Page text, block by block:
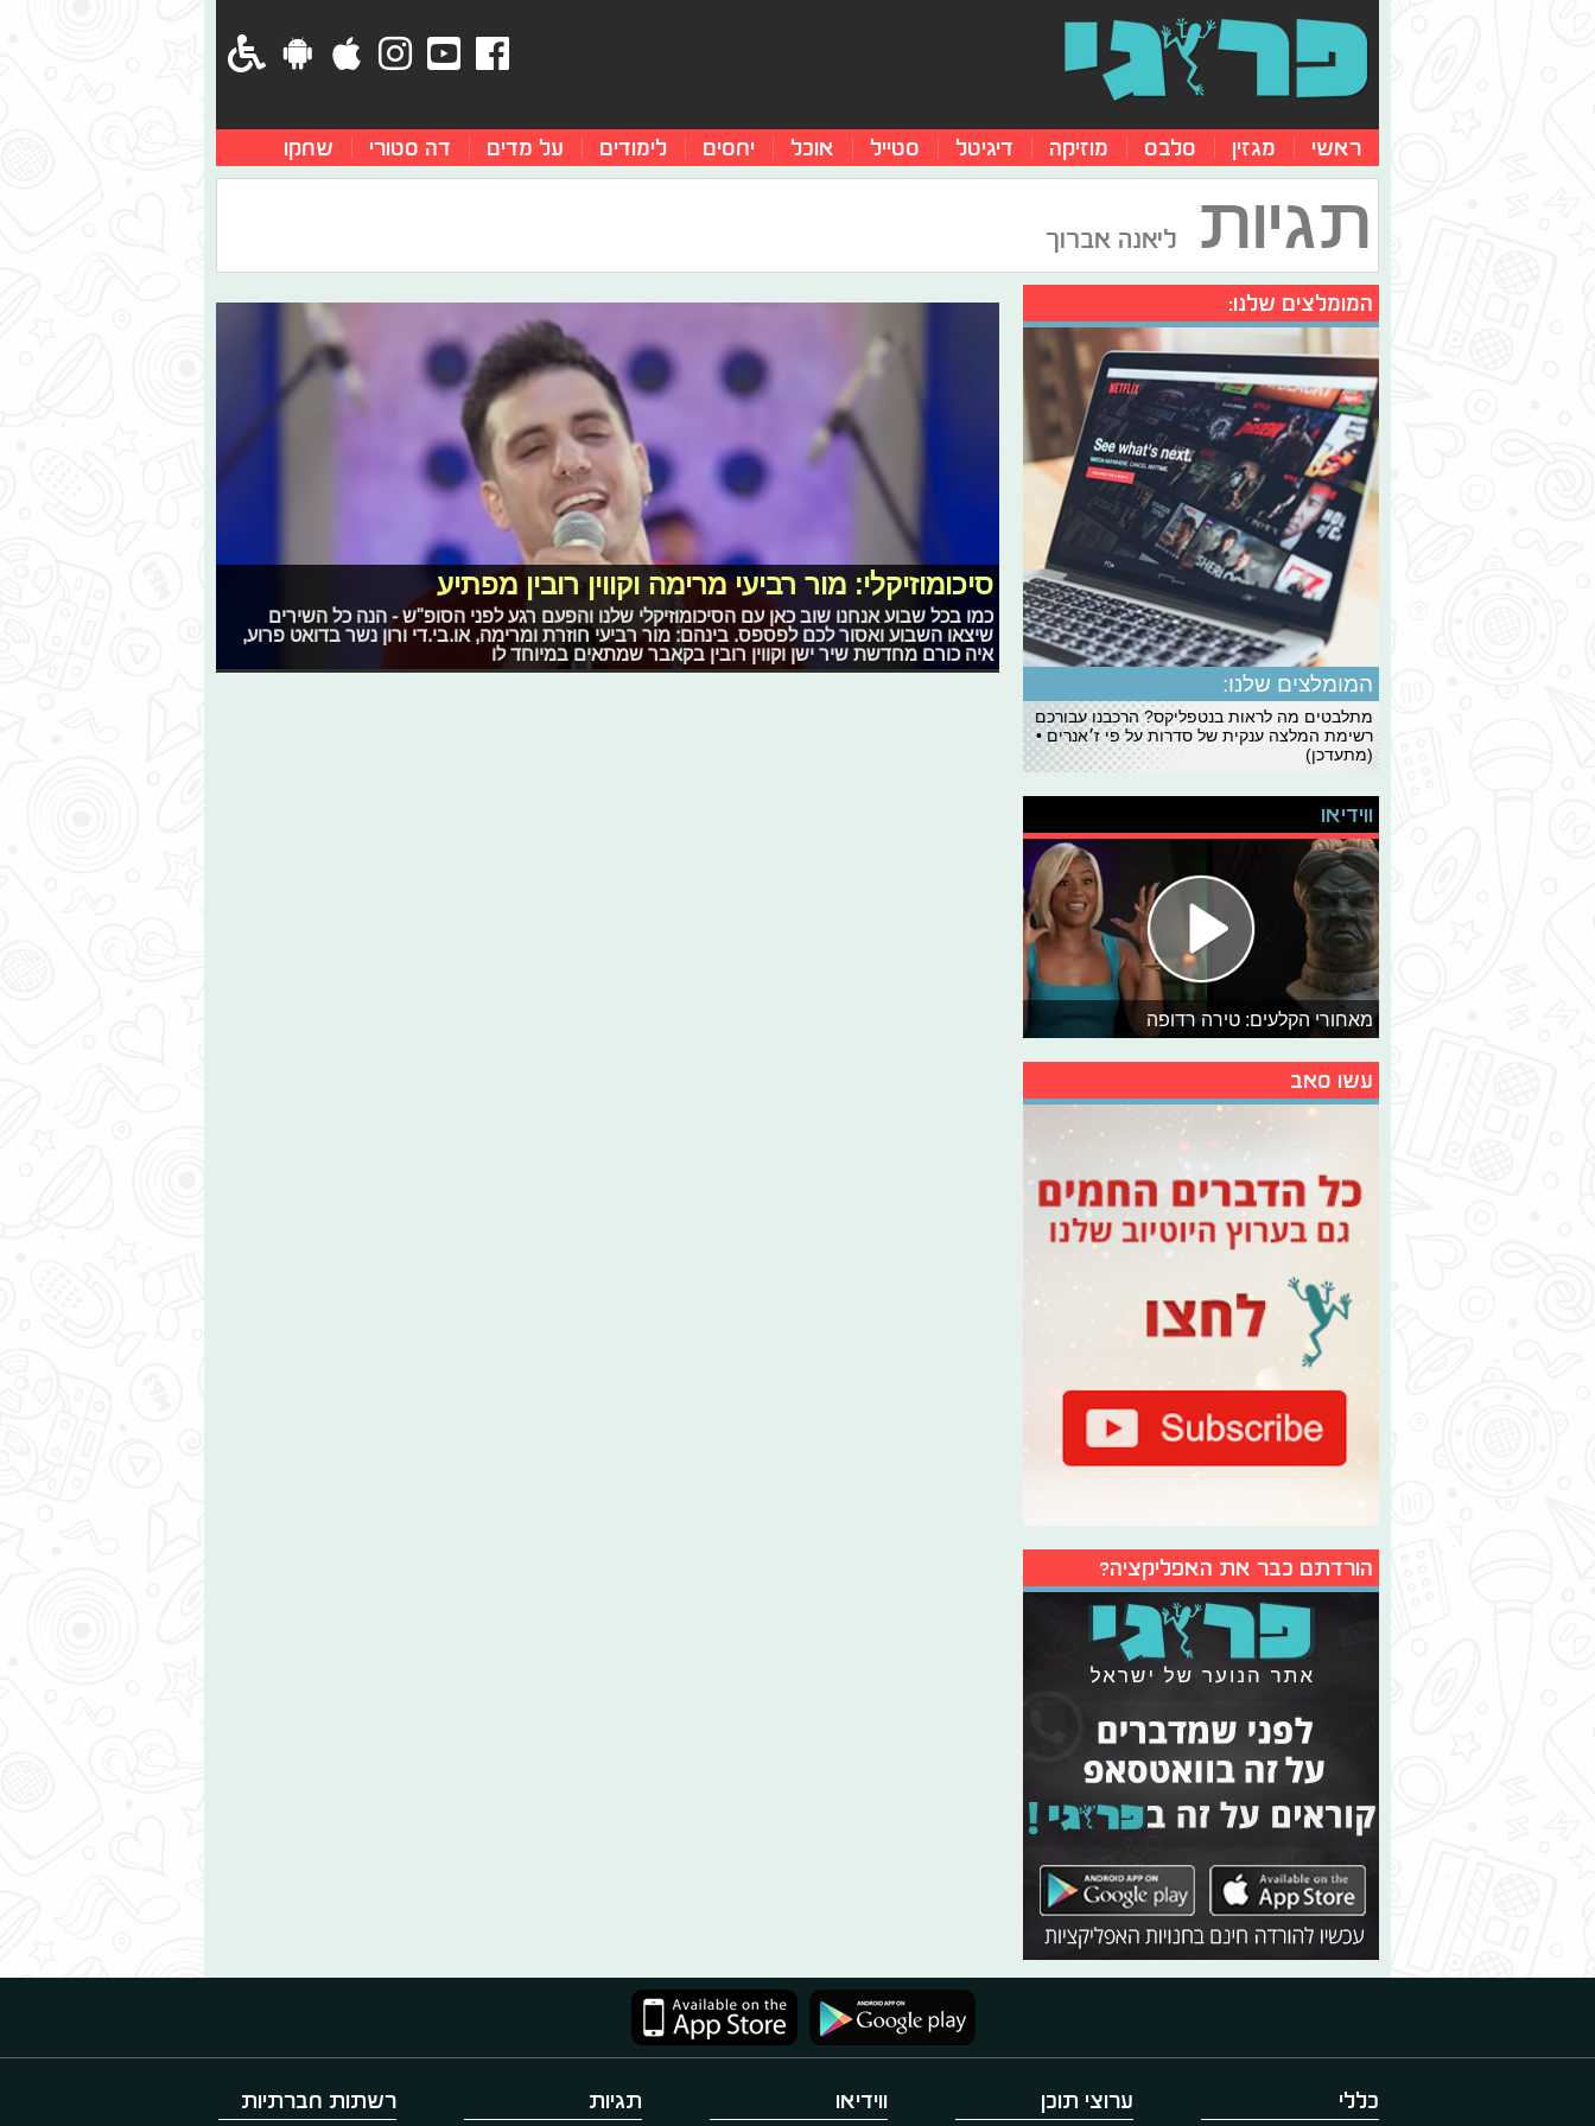
ראשי מגזין סלבס מוזיקה דיגיטל סטייל אוכל יחסים לימודים על מדים דה סטורי שחקו
תגיות ליאנה אברוך
סיכומוזיקלי: מור רביעי מרימה וקווין רובין מפתיע
כמו בכל שבוע אנחנו שוב כאן עם הסיכומוזיקלי שלנו והפעם רגע לפני הסופ"ש - הנה כל השירים
שיצאו השבוע ואסור לכם לפספס. בינהם: מור רביעי חוזרת ומרימה, או.בי.די ורון נשר בדואט פרוע,
איה כורם מחדשת שיר ישן וקווין רובין בקאבר שמתאים במיוחד לו
המומלצים שלנו:
המומלצים שלנו:
מתלבטים מה לראות בנטפליקס? הרכבנו עבורכם
רשימת המלצה ענקית של סדרות על פי ז׳אנרים •
(מתעדכן)
ווידיאו
מאחורי הקלעים: טירה רדופה
עשו סאב
הורדתם כבר את האפליקציה?
כללי ערוצי תוכן ווידיאו תגיות רשתות חברתיות